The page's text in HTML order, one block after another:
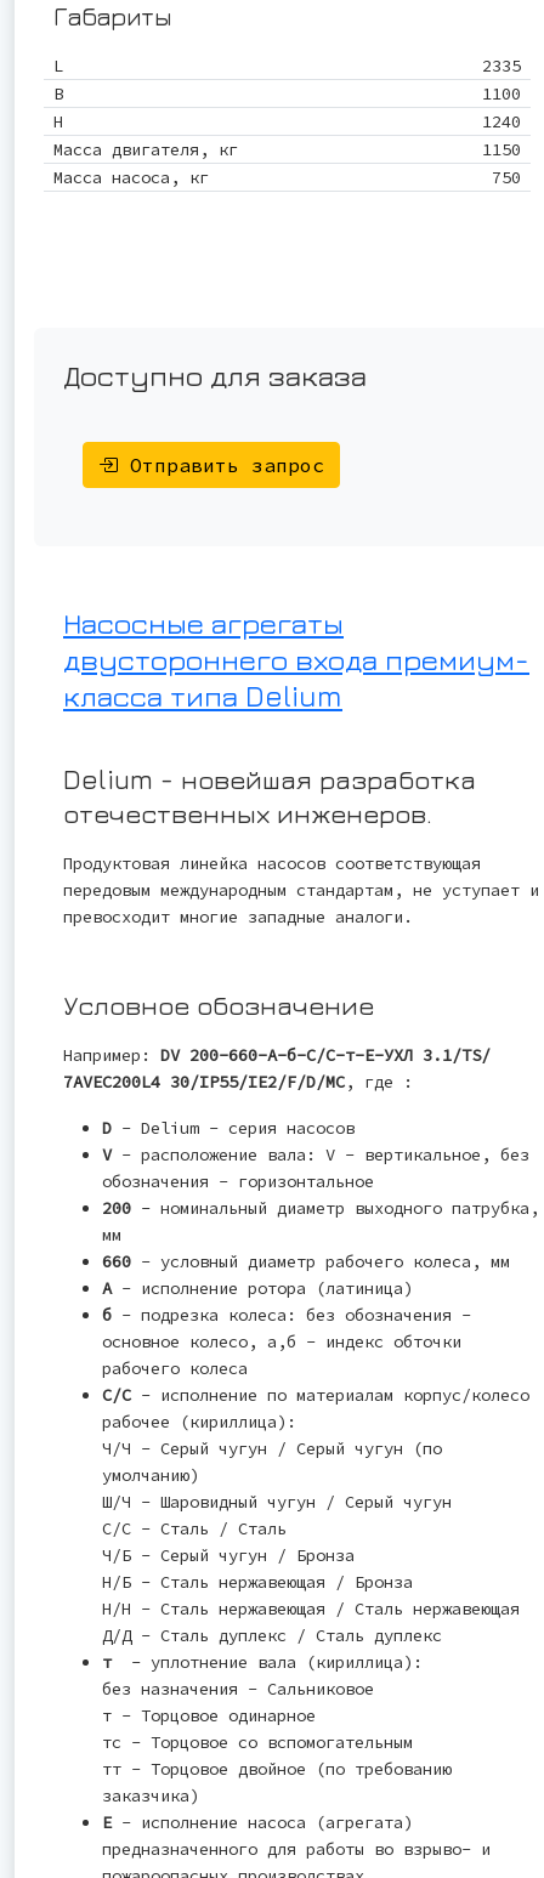
Габариты
L
2335
B
1100
Н
1240
Масса двигателя, кг
1150
Масса насоса, кг
750
Доступно для заказа
Отправить запрос
Насосные агрегаты
двустороннего входа премиум-
класса типа Delium
Delium - новейшая разработка
отечественных инженеров.
Продуктовая линейка насосов соответствующая
передовым международным стандартам, не уступает и
превосходит многие западные аналоги.
Условное обозначение
Например: DV 200-660-A-б-С/С-т-Е-УХЛ 3.1/TS/
7AVEC200L4 30/IP55/IE2/F/D/MC, где :
D - Delium - серия насосов
V- расположение вала: V - вертикальное, без
обозначения - горизонтальное
200 - номинальный диаметр выходного патрубка,
мм
660 - условный диаметр рабочего колеса, мм
А- исполнение ротора (латиница)
б - подрезка колеса: без обозначения -
основное колесо, а,б - индекс обточки
рабочего колеса
С/С - исполнение по материалам корпус/колесо
рабочее (кириллица):
Ч/Ч - Серый чугун / Серый чугун (по
умолчанию)
Ш/Ч - Шаровидный чугун / Серый чугун
С/С - Сталь / Сталь
Ч/Б - Серый чугун / Бронза
Н/Б - Сталь нержавеющая / Бронза
Н/Н - Сталь нержавеющая / Сталь нержавеющая
Д/Д - Сталь дуплекс / Сталь дуплекс
т- уплотнение вала (кириллица):
без назначения - Cальниковое
т - Торцовое одинарное
тс - Торцовое со вспомогательным
тт - Торцовое двойное (по требованию
заказчика)
Е- исполнение насоса (агрегата)
предназначенного для работы во взрыво- и